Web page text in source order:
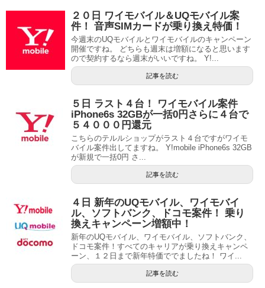
２０日 ワイモバイル＆UQモバイル案
件！ 音声SIMカードが乗り換え特価！
今週末のUQモバイルとワイモバイルのキャンペーン
開催ですね。 どちらも週末は増額になると思います
ので契約するなら週末がいいですね。 Y!...
記事を読む
５日 ラスト４台！ ワイモバイル案件
iPhone6s 32GBが一括0円さらに４台で
５４０００円還元
こちらのテルルショップがラスト４台ですがワイモ
バイル案件出してますね。 Y!mobile iPhone6s 32GB
が新規で一括0円 さ...
記事を読む
４日 新年のUQモバイル、ワイモバイ
ル、ソフトバンク、ドコモ案件！ 乗り
換えキャンペーン増額中！
新年のUQモバイル、ワイモバイル、ソフトバンク、
ドコモ案件！すべてのキャリアが乗り換えキャンペ
ーン、１２日まで新年特価ででましたね！ ワイ...
記事を読む